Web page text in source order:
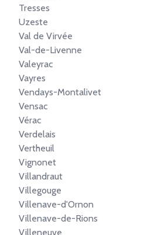
Tresses
Uzeste
Val de Virvée
Val-de-Livenne
Valeyrac
Vayres
Vendays-Montalivet
Vensac
Vérac
Verdelais
Vertheuil
Vignonet
Villandraut
Villegouge
Villenave-d'Ornon
Villenave-de-Rions
Villeneuve